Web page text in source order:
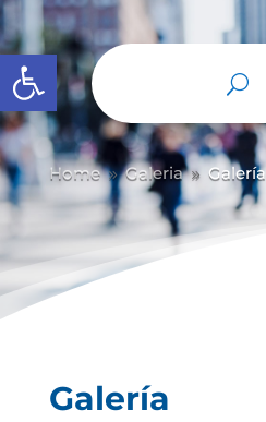
Abrir barra de herramientas
Home 9 Galeria 9 Galería
Galería